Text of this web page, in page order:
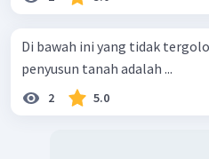
Di bawah ini yang tidak
penyusun tanah adalah ...
2 5.0